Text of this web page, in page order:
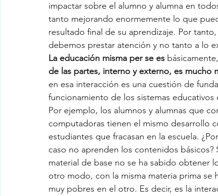
impactar sobre el alumno y alumna en
tanto mejorando enormemente lo que
resultado final de su aprendizaje. Por
debemos prestar atención y no tanto a lo
La educación misma per se es
de las partes, interno y externo, es mucho
en esa interacción es una cuestión de
funcionamiento de los sistemas educativos
Por ejemplo, los alumnos y alumnas que
computadoras tienen el mismo desarrollo
estudiantes que fracasan en la escuela.
caso no aprenden los contenidos
material de base no se ha sabido obtener
otro modo, con la misma materia prima se
muy pobres en el otro. Es decir, es la